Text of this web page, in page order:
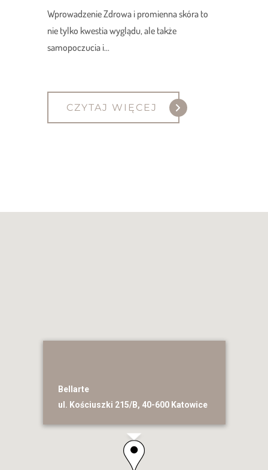
Wprowadzenie Zdrowa i promienna skóra to
nie tylko kwestia wyglądu, ale także
samopoczucia i...
CZYTAJ WIĘCEJ
Bellarte
ul. Kościuszki 215/B, 40-600 Katowice